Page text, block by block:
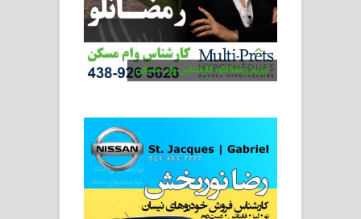
مریم رمضانلو، کارشناس وام مسکن